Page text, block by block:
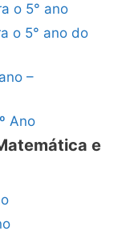
o 5° ano
o 5° ano do
–
Ano
e